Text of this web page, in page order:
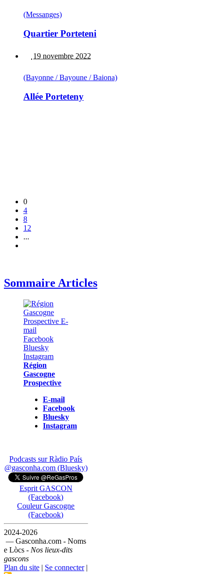
(Messanges)
Quartier Porteteni
19 novembre 2022
(Bayonne / Bayoune / Baiona)
Allée Porteteny
0
4
8
12
...
Sommaire Articles
Région
Gascogne
Prospective
E-mail
Facebook
Bluesky
Instagram
Podcasts sur Ràdio País
@gasconha.com (Bluesky)
Esprit GASCON
(Facebook)
Couleur Gascogne
(Facebook)
2024-2026
— Gasconha.com - Noms
e Lòcs - Nos lieux-dits
gascons
Plan du site | Se connecter|